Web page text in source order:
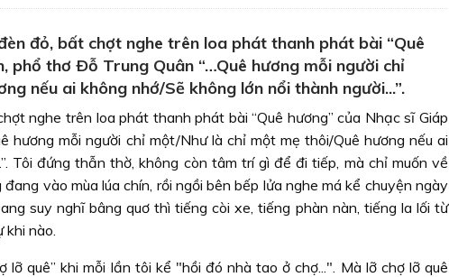
đỏ, bất chợt nghe trên loa phát thanh phát bài “Quê
phổ thơ Ðỗ Trung Quân “…Quê hương mỗi người chỉ
nếu ai không nhớ/Sẽ không lớn nổi thành người...”.
nghe trên loa phát thanh phát bài “Quê hương” của Nhạc sĩ Giáp
hương mỗi người chỉ một/Như là chỉ một mẹ thôi/Quê hương nếu ai
Tôi đứng thẫn thờ, không còn tâm trí gì để đi tiếp, mà chỉ muốn về
vào mùa lúa chín, rồi ngồi bên bếp lửa nghe má kể chuyện ngày
suy nghĩ bâng quơ thì tiếng còi xe, tiếng phàn nàn, tiếng la lối từ
khi nào.
lỡ quê” khi mỗi lần tôi kể "hồi đó nhà tao ở chợ...". Mà lỡ chợ lỡ quê